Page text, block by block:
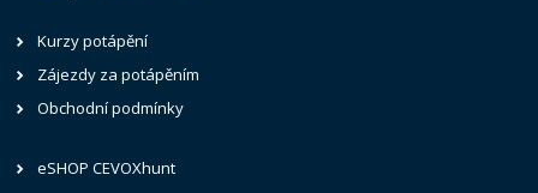
Kurzy potápění
Zájezdy za potápěním
Obchodní podmínky
eSHOP CEVOXhunt